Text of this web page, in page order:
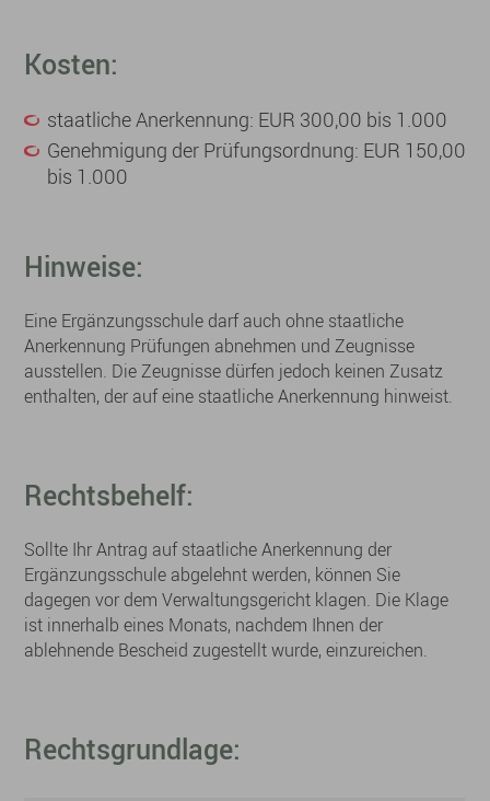
Kosten:
staatliche Anerkennung: EUR 300,00 bis 1.000
Genehmigung der Prüfungsordnung: EUR 150,00
bis 1.000
Hinweise:
Eine Ergänzungsschule darf auch ohne staatliche
Anerkennung Prüfungen abnehmen und Zeugnisse
ausstellen. Die Zeugnisse dürfen jedoch keinen Zusatz
enthalten, der auf eine staatliche Anerkennung hinweist.
Rechtsbehelf:
Sollte Ihr Antrag auf staatliche Anerkennung der
Ergänzungsschule abgelehnt werden, können Sie
dagegen vor dem Verwaltungsgericht klagen. Die Klage
ist innerhalb eines Monats, nachdem Ihnen der
ablehnende Bescheid zugestellt wurde, einzureichen.
Rechtsgrundlage: